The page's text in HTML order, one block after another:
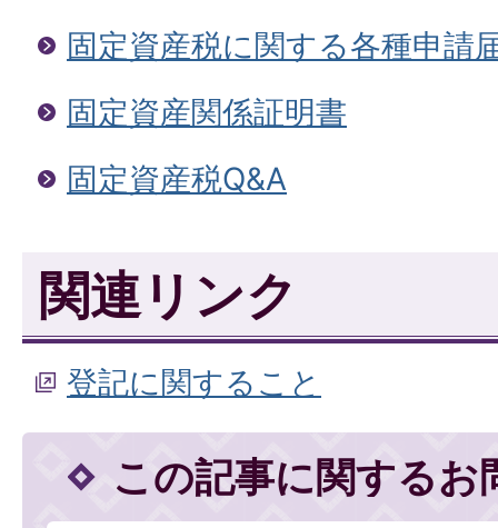
固定資産税に関する各種申請
固定資産関係証明書
固定資産税Q&A
関連リンク
登記に関すること
この記事に関するお